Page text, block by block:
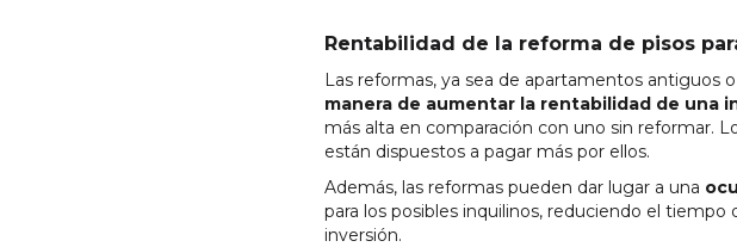
Rentabilidad de la reforma de pisos
Las reformas, ya sea de apartamentos antiguos
manera de aumentar la rentabilidad de una
más alta en comparación con uno sin reformar.
están dispuestos a pagar más por ellos.
Además, las reformas pueden dar lugar a una
para los posibles inquilinos, reduciendo el
inversión.